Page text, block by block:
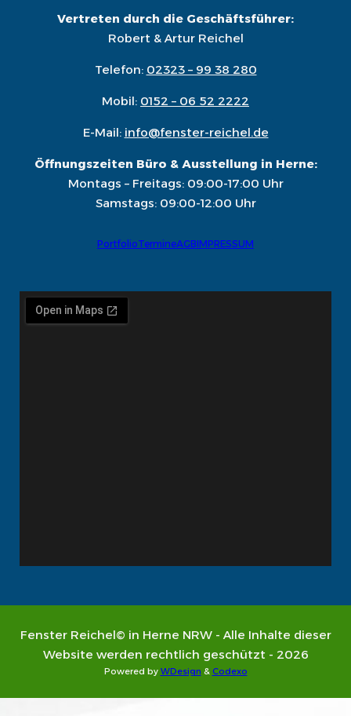
Vertreten durch die Geschäftsführer:
Robert & Artur Reichel
Telefon: 02323 – 99 38 280
Mobil: 0152 – 06 52 2222
E-Mail: info@fenster-reichel.de
Öffnungszeiten Büro & Ausstellung in Herne:
Montags – Freitags: 09:00-17:00 Uhr
Samstags: 09:00-12:00 Uhr
PortfolioTermineAGBIMPRESSUM
Fenster Reichel© in Herne NRW - Alle Inhalte dieser
Website werden rechtlich geschützt - 2026
Powered by WDesign & Codexo